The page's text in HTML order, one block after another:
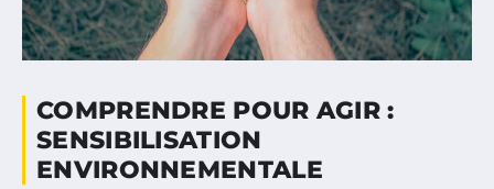
COMPRENDRE POUR AGIR :
SENSIBILISATION
ENVIRONNEMENTALE